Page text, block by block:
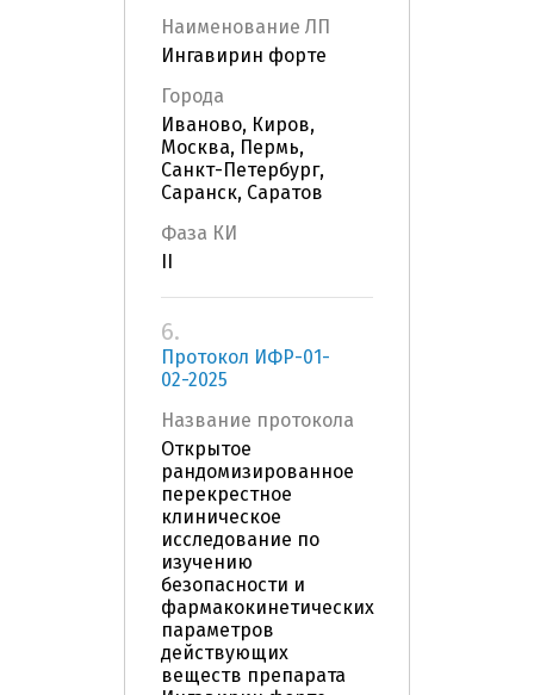
Наименование ЛП
Ингавирин форте
Города
Иваново, Киров,
Москва, Пермь,
Санкт-Петербург,
Саранск, Саратов
Фаза КИ
6.
Протокол ИФР-01-
02-2025
Название протокола
Открытое
рандомизированное
перекрестное
клиническое
исследование по
изучению
безопасности и
фармакокинетических
параметров
действующих
веществ препарата